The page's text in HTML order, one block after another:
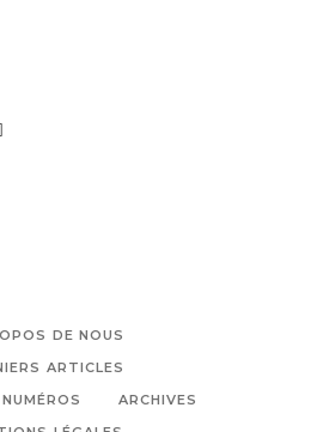
DE NOUS
ARTICLES
ARCHIVES